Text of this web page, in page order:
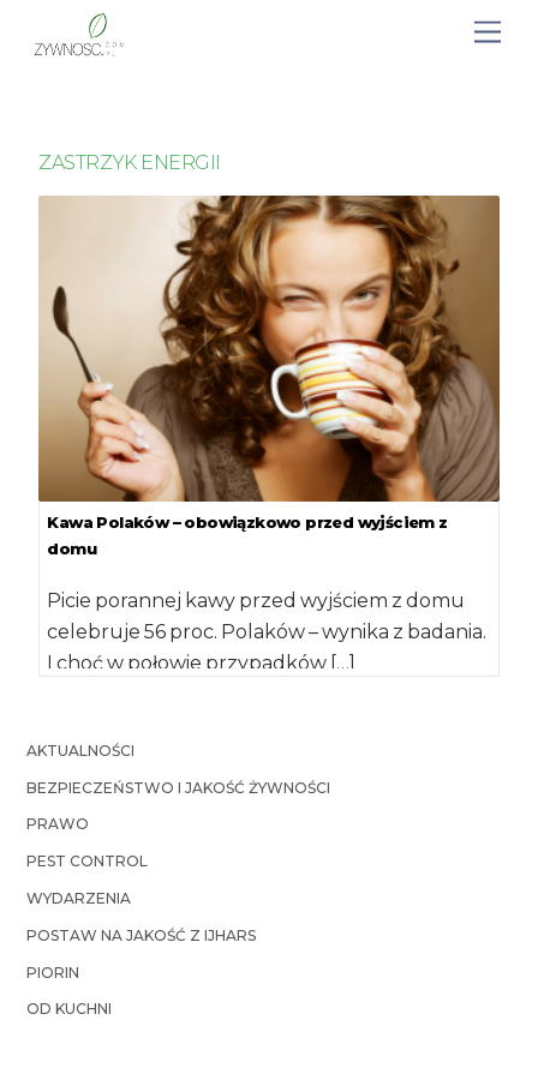
ZASTRZYK ENERGII
Kawa Polaków – obowiązkowo przed wyjściem z
domu
Picie porannej kawy przed wyjściem z domu
celebruje 56 proc. Polaków – wynika z badania.
I choć w połowie przypadków […]
AKTUALNOŚCI
BEZPIECZEŃSTWO I JAKOŚĆ ŻYWNOŚCI
PRAWO
PEST CONTROL
WYDARZENIA
POSTAW NA JAKOŚĆ Z IJHARS
PIORIN
OD KUCHNI